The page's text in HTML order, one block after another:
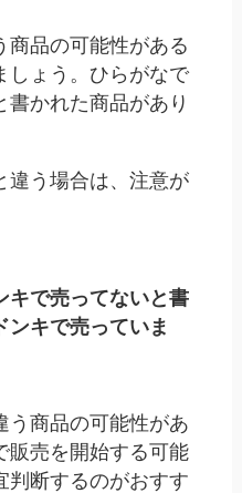
商品の可能性がある
しょう。ひらがなで
書かれた商品があり
違う場合は、注意が
キで売ってないと書
ンキで売っていま
う商品の可能性があ
販売を開始する可能
判断するのがおすす